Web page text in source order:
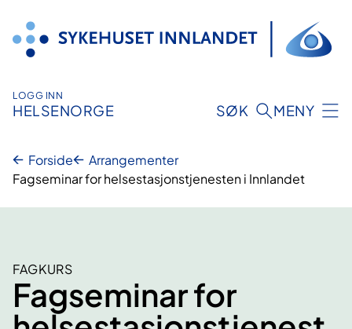
innhold
LOGG INN
HELSENORGE SØK MENY
Forside
Arrangementer
Fagseminar for helsestasjonstjenesten i Innlandet
FAGKURS
Fagseminar for